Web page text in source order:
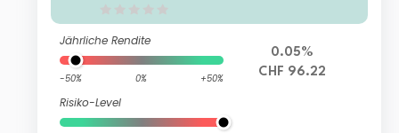
Jährliche Rendite
-50% 0% +50%
Risiko-Level
0.05%
CHF 96.22